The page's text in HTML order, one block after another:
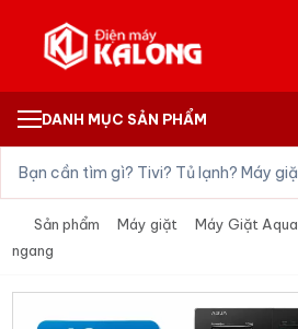
DANH MỤC SẢN PHẨM
Sản phẩm Máy giặt Máy Giặt Aqua
ngang